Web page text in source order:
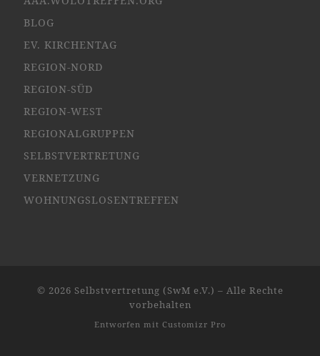
BLOG
EV. KIRCHENTAG
REGION-NORD
REGION-SÜD
REGION-WEST
REGIONALGRUPPEN
SELBSTVERTRETUNG
VERNETZUNG
WOHNUNGSLOSENTREFFEN
© 2026 Selbstvertretung (SwM e.V.) – Alle Rechte
vorbehalten
Entworfen mit Customizr Pro